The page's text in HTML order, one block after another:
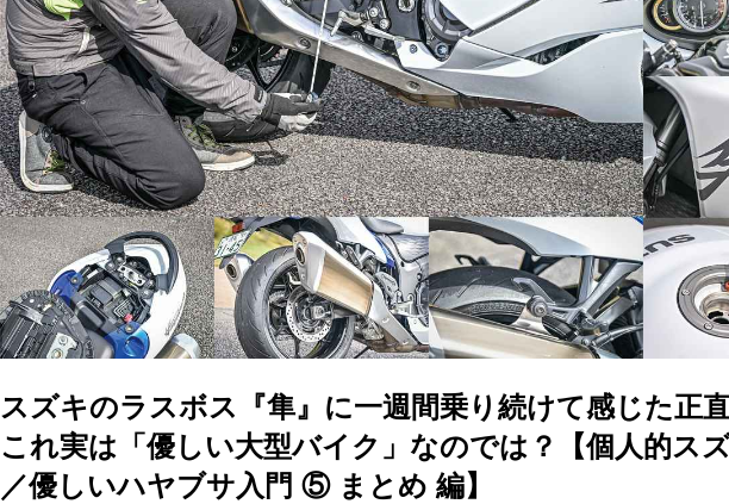
スズキのラスボス『隼』に一週間乗り続けて感じた正
これ実は「優しい大型バイク」なのでは？【個人的ス
／優しいハヤブサ入門 ⑤ まとめ 編】